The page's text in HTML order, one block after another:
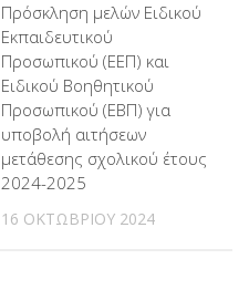
Πρόσκληση μελών Ειδικού
Εκπαιδευτικού
Προσωπικού (ΕΕΠ) και
Ειδικού Βοηθητικού
Προσωπικού (ΕΒΠ) για
υποβολή αιτήσεων
μετάθεσης σχολικού έτους
2024-2025
16 ΟΚΤΩΒΡΊΟΥ 2024